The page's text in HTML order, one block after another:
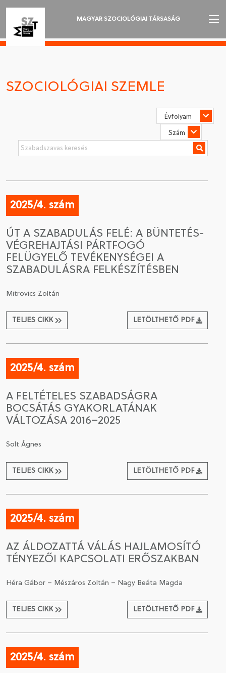
MAGYAR SZOCIOLÓGIAI TÁRSASÁG
SZOCIOLÓGIAI SZEMLE
CSATLAKOZÁS A TÁRSASÁGHOZ / MEGÚJÍTOM A
TAGSÁGOMAT
SZOCIOLÓGIAI SZEMLE
2025/4. szám
ÚT A SZABADULÁS FELÉ: A BÜNTETÉS-
VÉGREHAJTÁSI PÁRTFOGÓ
FELÜGYELŐ TEVÉKENYSÉGEI A
SZABADULÁSRA FELKÉSZÍTÉSBEN
Mitrovics Zoltán
TELJES CIKK LETÖLTHETŐ PDF
2025/4. szám
A FELTÉTELES SZABADSÁGRA
BOCSÁTÁS GYAKORLATÁNAK
VÁLTOZÁSA 2016–2025
Solt Ágnes
TELJES CIKK LETÖLTHETŐ PDF
2025/4. szám
AZ ÁLDOZATTÁ VÁLÁS HAJLAMOSÍTÓ
TÉNYEZŐI KAPCSOLATI ERŐSZAKBAN
Héra Gábor – Mészáros Zoltán – Nagy Beáta Magda
TELJES CIKK LETÖLTHETŐ PDF
2025/4. szám